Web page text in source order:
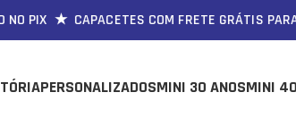
★ CAPACETES COM FRETE GRÁTIS
PERSONALIZADOSMINI 30 ANOSMINI